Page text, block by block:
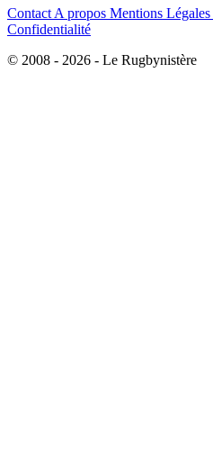
Contact A propos Mentions Légales
Confidentialité
© 2008 - 2026 - Le Rugbynistère